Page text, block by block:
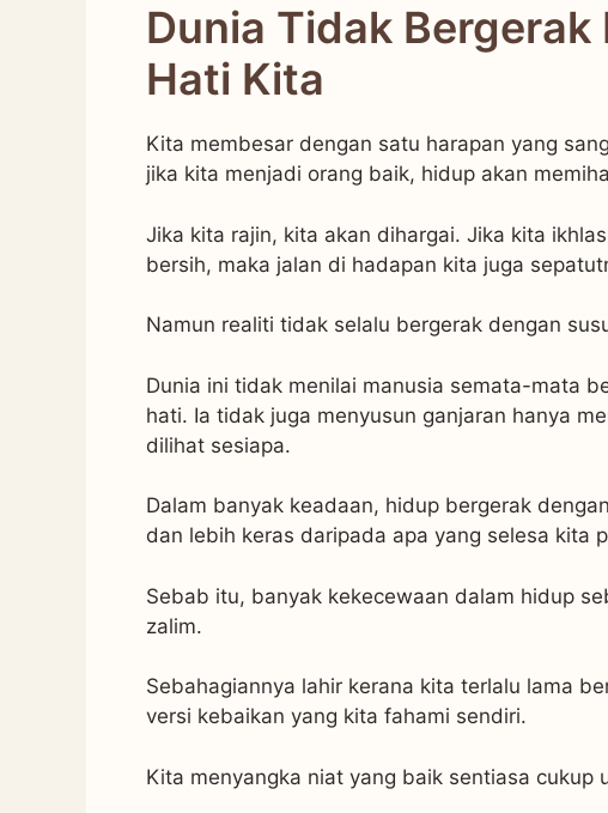
Dunia Tidak
Hati Kita
Kita membesar dengan satu harapan yang
jika kita menjadi orang baik, hidup akan
Jika kita rajin, kita akan dihargai. Jika kita
bersih, maka jalan di hadapan kita juga
Namun realiti tidak selalu bergerak dengan
Dunia ini tidak menilai manusia semata-mata
hati. Ia tidak juga menyusun ganjaran hanya
dilihat sesiapa.
Dalam banyak keadaan, hidup bergerak
dan lebih keras daripada apa yang selesa kita
Sebab itu, banyak kekecewaan dalam hidup
zalim.
Sebahagiannya lahir kerana kita terlalu lama
versi kebaikan yang kita fahami sendiri.
Kita menyangka niat yang baik sentiasa cukup